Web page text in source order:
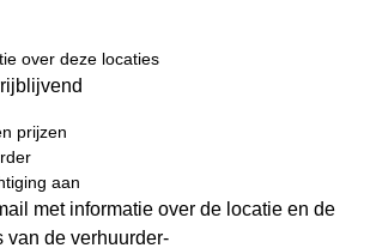
over deze locaties
prijzen
aan
met informatie over de locatie en de
van de verhuurder-